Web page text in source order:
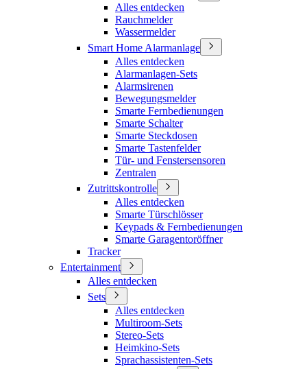
Alles entdecken
Rauchmelder
Wassermelder
Smart Home Alarmanlage
Alles entdecken
Alarmanlagen-Sets
Alarmsirenen
Bewegungsmelder
Smarte Fernbedienungen
Smarte Schalter
Smarte Steckdosen
Smarte Tastenfelder
Tür- und Fenstersensoren
Zentralen
Zutrittskontrolle
Alles entdecken
Smarte Türschlösser
Keypads & Fernbedienungen
Smarte Garagentoröffner
Tracker
Entertainment
Alles entdecken
Sets
Alles entdecken
Multiroom-Sets
Stereo-Sets
Heimkino-Sets
Sprachassistenten-Sets